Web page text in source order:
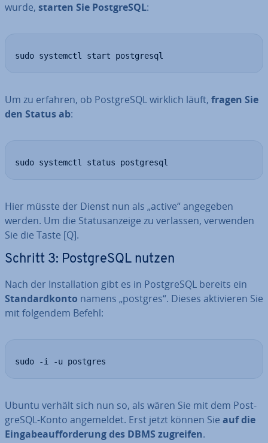
wurde, starten Sie Post­greS­QL:
sudo systemctl start postgresql
Um zu erfahren, ob Post­greS­QL wirklich läuft, fragen Sie
den Status ab:
sudo systemctl status postgresql
Hier müsste der Dienst nun als „active“ angegeben
werden. Um die Sta­tus­an­zei­ge zu verlassen, verwenden
Sie die Taste [Q].
Schritt 3: Post­greS­QL nutzen
Nach der In­stal­la­ti­on gibt es in Post­greS­QL bereits ein
Stan­dard­kon­to namens „postgres“. Dieses ak­ti­vie­ren Sie
mit folgendem Befehl:
sudo -i -u postgres
Ubuntu verhält sich nun so, als wären Sie mit dem Post­
greS­QL-Konto an­ge­mel­det. Erst jetzt können Sie auf die
Ein­ga­be­auf­for­de­rung des DBMS zugreifen.